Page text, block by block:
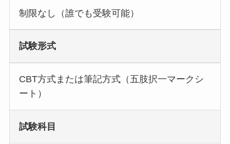
制限なし（誰でも受験可能）
試験形式
CBT方式または筆記方式（五肢択一マークシ
ート）
試験科目